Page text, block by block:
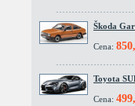
Škoda
Cena:
Toyota
Cena: